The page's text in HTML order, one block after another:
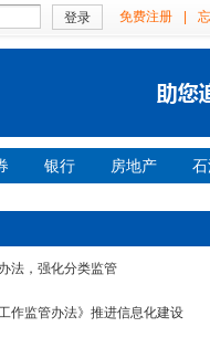
登录 免费注册
银行 房地产
法，强化分类监管
作监管办法》推进信息化建设